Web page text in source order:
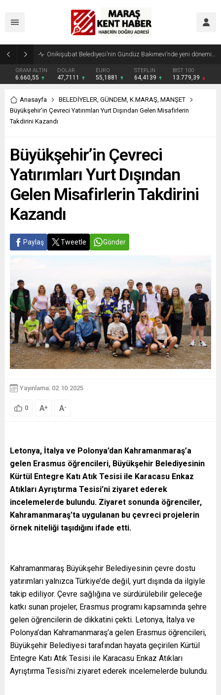
Geleneksel Ağustos Fuarı’nda Madrigal Coşkusu
GRAM ALTIN
6.660,55
DOLAR
47,7111
EURO
55,1881
STERLİN
64,4139
BIST 100
13.779,39
Anasayfa BELEDİYELER, GÜNDEM, K.MARAŞ, MANŞET
Büyükşehir’in Çevreci Yatırımları Yurt Dışından Gelen Misafirlerin
Takdirini Kazandı
Büyükşehir’in Çevreci
Yatırımları Yurt Dışından
Gelen Misafirlerin Takdirini
Kazandı
Paylaş Tweetle Gönder
Yayınlama: 02.10.2025
0 A+ A-
Letonya, İtalya ve Polonya’dan Kahramanmaraş’a
gelen Erasmus öğrencileri, Büyükşehir Belediyesinin
Kürtül Entegre Katı Atık Tesisi ile Karacasu Enkaz
Atıkları Ayrıştırma Tesisi’ni ziyaret ederek
incelemelerde bulundu. Ziyaret sonunda öğrenciler,
Kahramanmaraş’ta uygulanan bu çevreci projelerin
örnek niteliği taşıdığını ifade etti.
Kahramanmaraş Büyükşehir Belediyesinin çevre dostu
yatırımları yalnızca Türkiye’de değil, yurt dışında da ilgiyle
takip ediliyor. Çevre sağlığına ve sürdürülebilir geleceğe
katkı sunan projeler, Erasmus programı kapsamında şehre
gelen öğrencilerin de dikkatini çekti. Letonya, İtalya ve
Polonya’dan Kahramanmaraş’a gelen Erasmus öğrencileri,
Büyükşehir Belediyesi tarafından hayata geçirilen Kürtül
Entegre Katı Atık Tesisi ile Karacasu Enkaz Atıkları
Ayrıştırma Tesisi’ni ziyaret ederek incelemelerde bulundu.